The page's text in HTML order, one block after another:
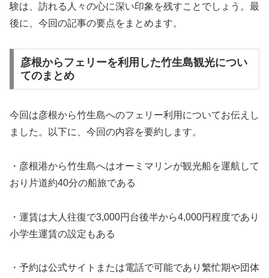
験は、訪れる人々の心に深い印象を残すことでしょう。最
後に、今回の記事の要点をまとめます。
彦根からフェリーを利用した竹生島観光につい
てのまとめ
今回は彦根から竹生島へのフェリー利用についてお伝えし
ました。以下に、今回の内容を要約します。
・彦根港から竹生島へはオーミマリンが観光船を運航して
おり片道約40分の船旅である
・運賃は大人往復で3,000円台後半から4,000円程度であり
小学生運賃の設定もある
・予約は公式サイトまたは電話で可能であり繁忙期や団体